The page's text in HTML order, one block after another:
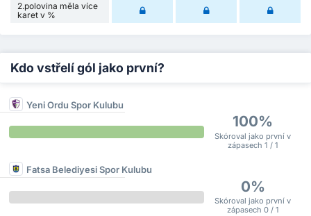
2.polovina měla více
karet v %
Kdo vstřelí gól jako první?
Yeni Ordu Spor Kulubu
100%
Skóroval jako první v
zápasech 1 / 1
Fatsa Belediyesi Spor Kulubu
0%
Skóroval jako první v
zápasech 0 / 1